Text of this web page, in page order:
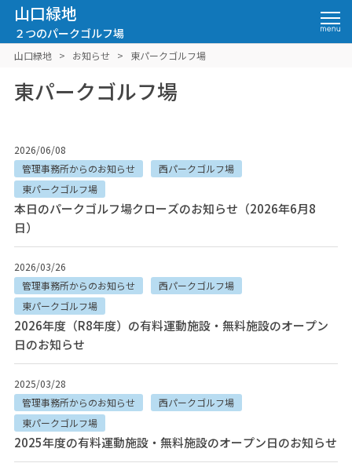
山口緑地
２つのパークゴルフ場
山口緑地 > お知らせ > 東パークゴルフ場
東パークゴルフ場
2026/06/08
管理事務所からのお知らせ
西パークゴルフ場
東パークゴルフ場
本日のパークゴルフ場クローズのお知らせ（2026年6月8
日）
2026/03/26
管理事務所からのお知らせ
西パークゴルフ場
東パークゴルフ場
2026年度（R8年度）の有料運動施設・無料施設のオープン
日のお知らせ
2025/03/28
管理事務所からのお知らせ
西パークゴルフ場
東パークゴルフ場
2025年度の有料運動施設・無料施設のオープン日のお知らせ